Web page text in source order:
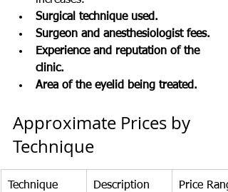
Surgical technique used.
Surgeon and anesthesiologist fees.
Experience and reputation of the
clinic.
Area of the eyelid being treated.
Approximate Prices by
Technique
Technique Description
Price